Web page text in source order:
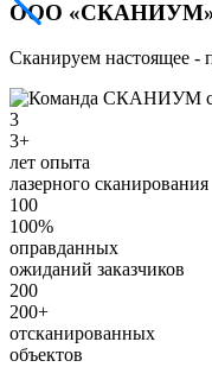
ООО
Сканируем настоящее -
3
3+
лет опыта
лазерного сканирования
100
100%
оправданных
ожиданий заказчиков
200
200+
отсканированных
объектов